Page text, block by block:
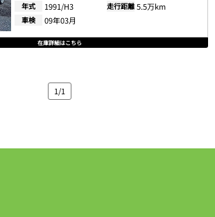
年式 1991/H3 走行距離 5.5万km
車検 09年03月
在庫詳細はこちら
1/1